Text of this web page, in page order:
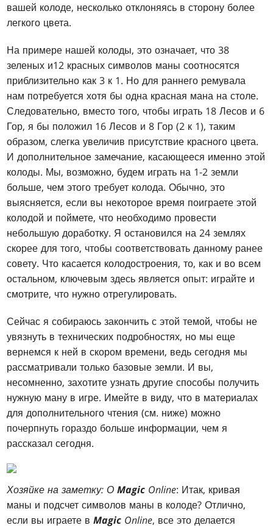
вашей колоде, несколько отклоняясь в сторону более
легкого цвета.
На примере нашей колоды, это означает, что 38
зеленых и12 красных символов маны соотносятся
приблизительно как 3 к 1. Но для раннего ремувала
нам потребуется хотя бы одна красная мана на столе.
Следовательно, вместо того, чтобы играть 18 Лесов и 6
Гор, я бы положил 16 Лесов и 8 Гор (2 к 1), таким
образом, слегка увеличив присутствие красного цвета.
И дополнительное замечание, касающееся именно этой
колоды. Мы, возможно, будем играть на 1-2 земли
больше, чем этого требует колода. Обычно, это
выясняется, если вы некоторое время поиграете этой
колодой и поймете, что необходимо провести
небольшую доработку. Я остановился на 24 землях
скорее для того, чтобы соответствовать данному ранее
совету. Что касается колодостроения, то, как и во всем
остальном, ключевым здесь является опыт: играйте и
смотрите, что нужно отрегулировать.
Сейчас я собираюсь закончить с этой темой, чтобы не
увязнуть в технических подробностях, но мы еще
вернемся к ней в скором времени, ведь сегодня мы
рассматривали только базовые земли. И вы,
несомненно, захотите узнать другие способы получить
нужную ману в игре. Имейте в виду, что в материалах
для дополнительного чтения (см. ниже) можно
почерпнуть гораздо больше информации, чем я
рассказал сегодня.
Хозяйке на заметку: ОMagic Online: Итак, кривая
маны и подсчет символов маны в колоде? Отлично,
если вы играете вMagic Online, все это делается